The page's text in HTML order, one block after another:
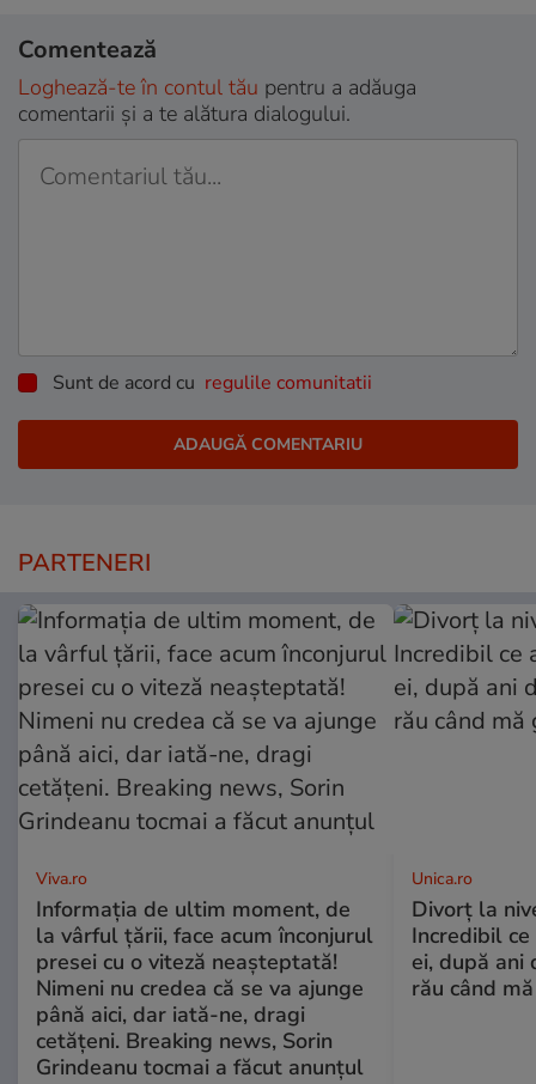
Comentează
Loghează-te în contul tău pentru a adăuga
comentarii și a te alătura dialogului.
Sunt de acord cu regulile comunitatii
PARTENERI
Viva.ro
Informația de ultim moment, de
la vârful țării, face acum înconjurul
presei cu o viteză neașteptată!
Nimeni nu credea că se va ajunge
până aici, dar iată-ne, dragi
cetățeni. Breaking news, Sorin
Grindeanu tocmai a făcut anunțul
Unica.ro
Divorț la
Incredibil
ei, după ani
rău când